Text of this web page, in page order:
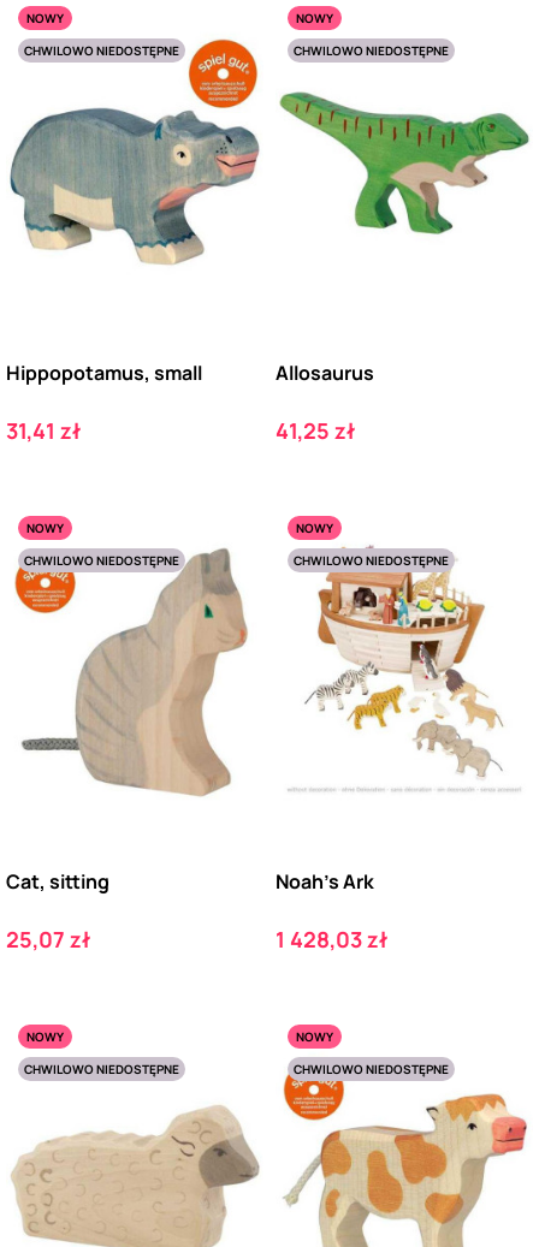
NOWY
CHWILOWO NIEDOSTĘPNE
Hippopotamus, small
Cena
31,41 zł
NOWY
CHWILOWO NIEDOSTĘPNE
Allosaurus
Cena
41,25 zł
NOWY
CHWILOWO NIEDOSTĘPNE
Cat, sitting
Cena
25,07 zł
NOWY
CHWILOWO NIEDOSTĘPNE
Noah's Ark
Cena
1 428,03 zł
NOWY
CHWILOWO NIEDOSTĘPNE
NOWY
CHWILOWO NIEDOSTĘPNE